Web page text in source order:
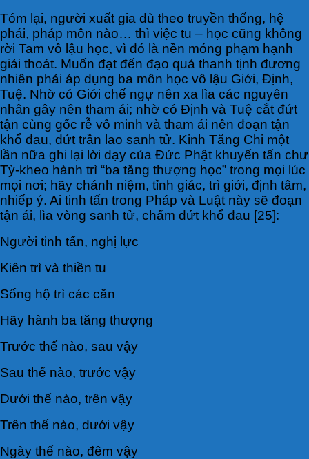
Tóm lại, người xuất gia dù theo truyền thống, hệ
phái, pháp môn nào… thì việc tu – học cũng không
rời Tam vô lậu học, vì đó là nền móng phạm hạnh
giải thoát. Muốn đạt đến đạo quả thanh tịnh đương
nhiên phải áp dụng ba môn học vô lậu Giới, Định,
Tuệ. Nhờ có Giới chế ngự nên xa lìa các nguyên
nhân gây nên tham ái; nhờ có Định và Tuệ cắt đứt
tận cùng gốc rễ vô minh và tham ái nên đoạn tận
khổ đau, dứt trần lao sanh tử. Kinh Tăng Chi một
lần nữa ghi lại lời dạy của Đức Phật khuyến tấn chư
Tỳ-kheo hành trì “ba tăng thượng học” trong mọi lúc
mọi nơi; hãy chánh niệm, tỉnh giác, trì giới, định tâm,
nhiếp ý. Ai tinh tấn trong Pháp và Luật này sẽ đoạn
tận ái, lìa vòng sanh tử, chấm dứt khổ đau [25]:
Người tinh tấn, nghị lực
Kiên trì và thiền tu
Sống hộ trì các căn
Hãy hành ba tăng thượng
Trước thế nào, sau vậy
Sau thế nào, trước vậy
Dưới thế nào, trên vậy
Trên thế nào, dưới vậy
Ngày thế nào, đêm vậy